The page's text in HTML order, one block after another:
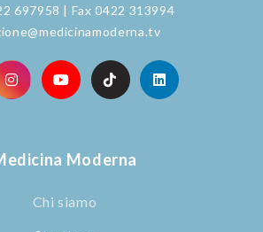
697958 | Fax 0422 313994
Moderna
Chi siamo